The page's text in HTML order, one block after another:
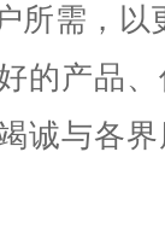
所需，以
的产品
诚与各